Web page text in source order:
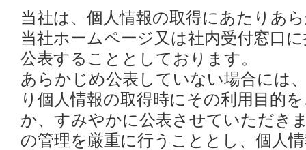
当社は、個人情報の取得にあたりあ
当社ホームページ又は社内受付窓口
公表することとしております。
あらかじめ公表していない場合には
り個人情報の取得時にその利用目的
か、すみやかに公表させていただき
の管理を厳重に行うこととし、個人